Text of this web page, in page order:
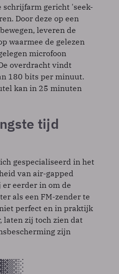
schrijfarm gericht 'seek-
Door deze op een
leveren de
waarmee de gelezen
microfoon
overdracht vindt
180 bits per minuut.
kan in 25 minuten
tijd
gespecialiseerd in het
van air-gapped
er eerder in om de
als een FM-zender te
perfect en in praktijk
laten zij toch zien dat
zijn